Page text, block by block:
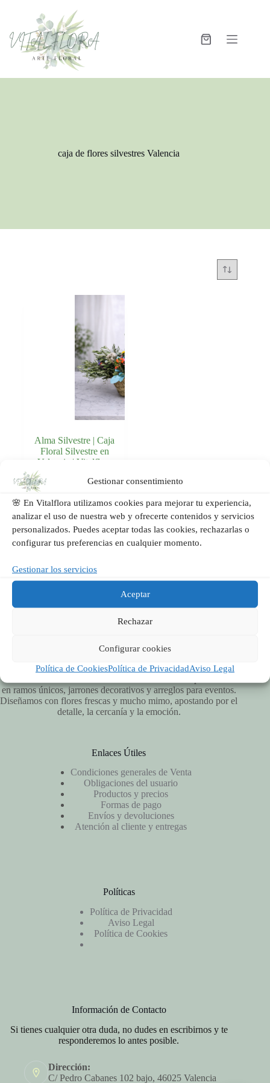
Gestionar consentimiento
🌸 En Vitalflora utilizamos cookies para mejorar tu experiencia,
analizar el uso de nuestra web y ofrecerte contenidos y servicios
personalizados. Puedes aceptar todas las cookies, rechazarlas o
configurar tus preferencias en cualquier momento.
Gestionar los servicios
Aceptar
Rechazar
Configurar cookies
Política de CookiesPolítica de PrivacidadAviso Legal
caja de flores silvestres Valencia
Alma Silvestre | Caja
Floral Silvestre en
Valencia | Vitalflora
carrito
Síguenos en Redes
Vitalflora es una floristería artesanal en Valencia especializada
en ramos únicos, jarrones decorativos y arreglos para eventos.
Diseñamos con flores frescas y mucho mimo, apostando por el
detalle, la cercanía y la emoción.
Enlaces Útiles
Condiciones generales de Venta
Obligaciones del usuario
Productos y precios
Formas de pago
Envíos y devoluciones
Atención al cliente y entregas
Políticas
Política de Privacidad
Aviso Legal
Política de Cookies
Información de Contacto
Si tienes cualquier otra duda, no dudes en escribirnos y te
responderemos lo antes posible.
Dirección:
C/ Pedro Cabanes 102 bajo, 46025 Valencia